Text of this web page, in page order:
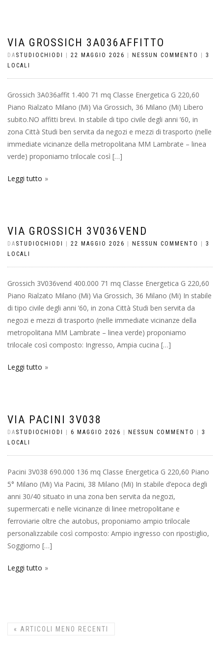
VIA GROSSICH 3A036AFFITTO
DA STUDIOCHIODI 22 MAGGIO 2026 NESSUN COMMENTO
3
LOCALI
Grossich 3A036affit 1.400 71 mq Classe Energetica G 220,60
Piano Rialzato Milano (Mi) Via Grossich, 36 Milano (Mi) Libero
subito.NO affitti brevi. In stabile di tipo civile degli anni ’60, in
zona Città Studi ben servita da negozi e mezzi di trasporto (nelle
immediate vicinanze della metropolitana MM Lambrate – linea
verde) proponiamo trilocale così […]
Leggi tutto
VIA GROSSICH 3V036VEND
DA STUDIOCHIODI 22 MAGGIO 2026 NESSUN COMMENTO
3
LOCALI
Grossich 3V036vend 400.000 71 mq Classe Energetica G 220,60
Piano Rialzato Milano (Mi) Via Grossich, 36 Milano (Mi) In stabile
di tipo civile degli anni ’60, in zona Città Studi ben servita da
negozi e mezzi di trasporto (nelle immediate vicinanze della
metropolitana MM Lambrate – linea verde) proponiamo
trilocale così composto: Ingresso, Ampia cucina […]
Leggi tutto
VIA PACINI 3V038
DA STUDIOCHIODI 6 MAGGIO 2026 NESSUN COMMENTO
3
LOCALI
Pacini 3V038 690.000 136 mq Classe Energetica G 220,60 Piano
5° Milano (Mi) Via Pacini, 38 Milano (Mi) In stabile d’epoca degli
anni 30/40 situato in una zona ben servita da negozi,
supermercati e nelle vicinanze di linee metropolitane e
ferroviarie oltre che autobus, proponiamo ampio trilocale
personalizzabile così composto: Ampio ingresso con ripostiglio,
Soggiorno […]
Leggi tutto
« ARTICOLI MENO RECENTI